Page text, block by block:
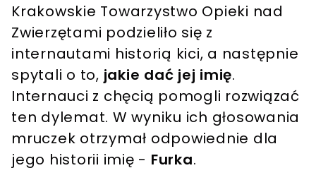
Krakowskie Towarzystwo Opieki nad
Zwierzętami podzieliło się z
internautami historią kici, a następnie
spytali o to, jakie dać jej imię.
Internauci z chęcią pomogli rozwiązać
ten dylemat. W wyniku ich głosowania
mruczek otrzymał odpowiednie dla
jego historii imię - Furka.